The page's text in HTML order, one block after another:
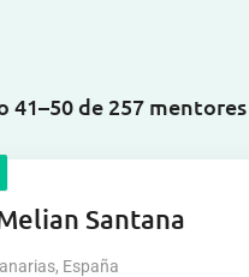
41–50 de 257 mentores
Santana
, España